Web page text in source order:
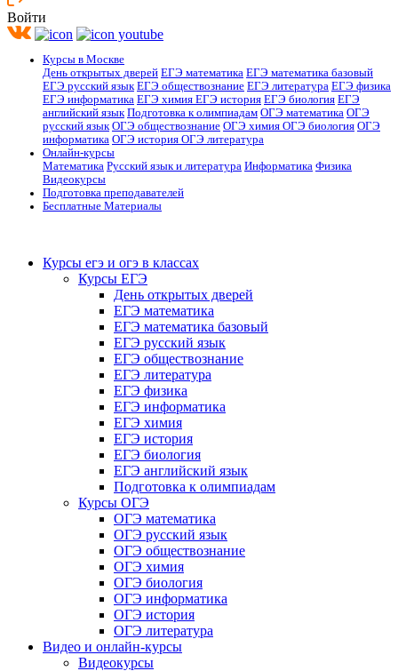
Войти
Курсы в Москве
День открытых дверей ЕГЭ математика ЕГЭ математика базовый
ЕГЭ русский язык ЕГЭ обществознание ЕГЭ литература ЕГЭ физика
ЕГЭ информатика ЕГЭ химия ЕГЭ история ЕГЭ биология ЕГЭ
английский язык Подготовка к олимпиадам ОГЭ математика ОГЭ
русский язык ОГЭ обществознание ОГЭ химия ОГЭ биология ОГЭ
информатика ОГЭ история ОГЭ литература
Онлайн-курсы
Математика Русский язык и литература Информатика Физика
Видеокурсы
Подготовка преподавателей
Бесплатные Материалы
Курсы егэ и огэ в классах
Курсы ЕГЭ
День открытых дверей
ЕГЭ математика
ЕГЭ математика базовый
ЕГЭ русский язык
ЕГЭ обществознание
ЕГЭ литература
ЕГЭ физика
ЕГЭ информатика
ЕГЭ химия
ЕГЭ история
ЕГЭ биология
ЕГЭ английский язык
Подготовка к олимпиадам
Курсы ОГЭ
ОГЭ математика
ОГЭ русский язык
ОГЭ обществознание
ОГЭ химия
ОГЭ биология
ОГЭ информатика
ОГЭ история
ОГЭ литература
Видео и онлайн-курсы
Видеокурсы